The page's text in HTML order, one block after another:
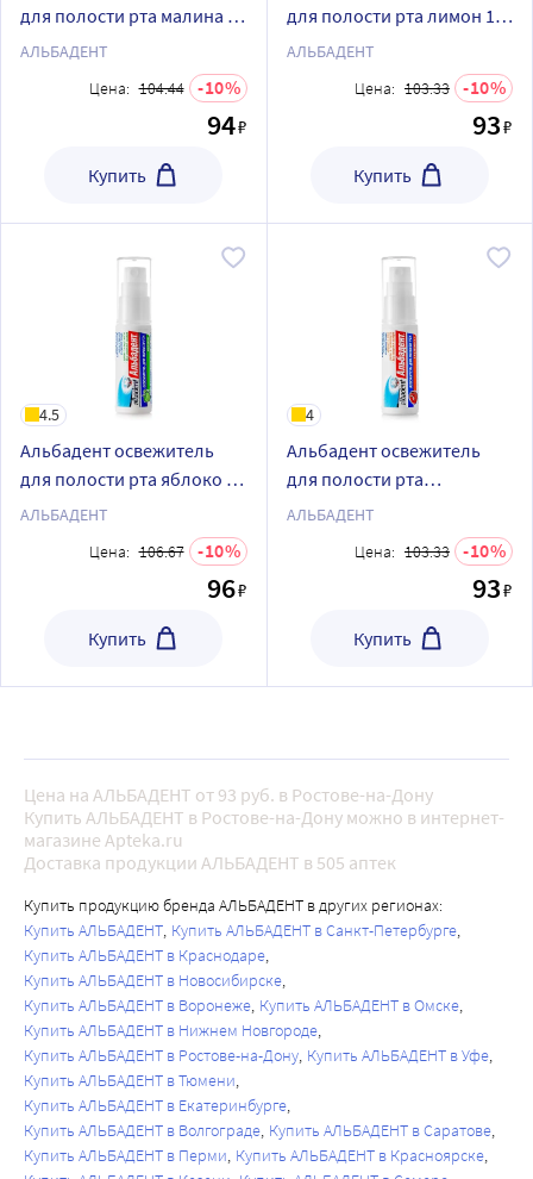
для полости рта малина 10
мл спрей
АЛЬБАДЕНТ
Цена: 104.44 10
94₽
Купить
для полости рта лимон 10
мл спрей
АЛЬБАДЕНТ
Цена: 103.33 10
93₽
Купить
4.5
Альбадент освежитель
для полости рта яблоко 10
мл спрей
АЛЬБАДЕНТ
Цена: 106.67 10
96₽
Купить
4
Альбадент освежитель
для полости рта
грейпфрут 10 мл спрей
АЛЬБАДЕНТ
Цена: 103.33 10
93₽
Купить
Цена на АЛЬБАДЕНТ от 93 руб. в Ростове-на-Дону
Купить АЛЬБАДЕНТ в Ростове-на-Дону можно в интернет-
магазине Apteka.ru
Доставка продукции АЛЬБАДЕНТ в 505 аптек
Купить продукцию бренда АЛЬБАДЕНТ в других регионах:
Купить АЛЬБАДЕНТ Купить АЛЬБАДЕНТ в Санкт-Петербурге
Купить АЛЬБАДЕНТ в Краснодаре
Купить АЛЬБАДЕНТ в Новосибирске
Купить АЛЬБАДЕНТ в Воронеже Купить АЛЬБАДЕНТ в Омске
Купить АЛЬБАДЕНТ в Нижнем Новгороде
Купить АЛЬБАДЕНТ в Ростове-на-Дону Купить АЛЬБАДЕНТ в Уфе
Купить АЛЬБАДЕНТ в Тюмени
Купить АЛЬБАДЕНТ в Екатеринбурге
Купить АЛЬБАДЕНТ в Волгограде Купить АЛЬБАДЕНТ в Саратове
Купить АЛЬБАДЕНТ в Перми Купить АЛЬБАДЕНТ в Красноярске